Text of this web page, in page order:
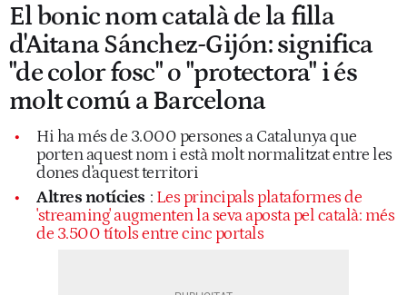
El bonic nom català de la filla
d'Aitana Sánchez-Gijón: significa
"de color fosc" o "protectora" i és
molt comú a Barcelona
Hi ha més de 3.000 persones a Catalunya que
porten aquest nom i està molt normalitzat entre les
dones d'aquest territori
Altres notícies : Les principals plataformes de
'streaming' augmenten la seva aposta pel català: més
de 3.500 títols entre cinc portals